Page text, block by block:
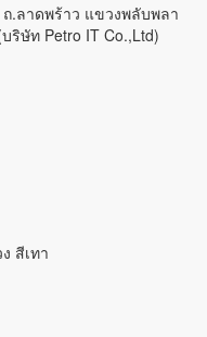
ถ.ลาดพร้าว แขวงพลับพลา
ริษัท Petro IT Co.,Ltd)
สีเทา